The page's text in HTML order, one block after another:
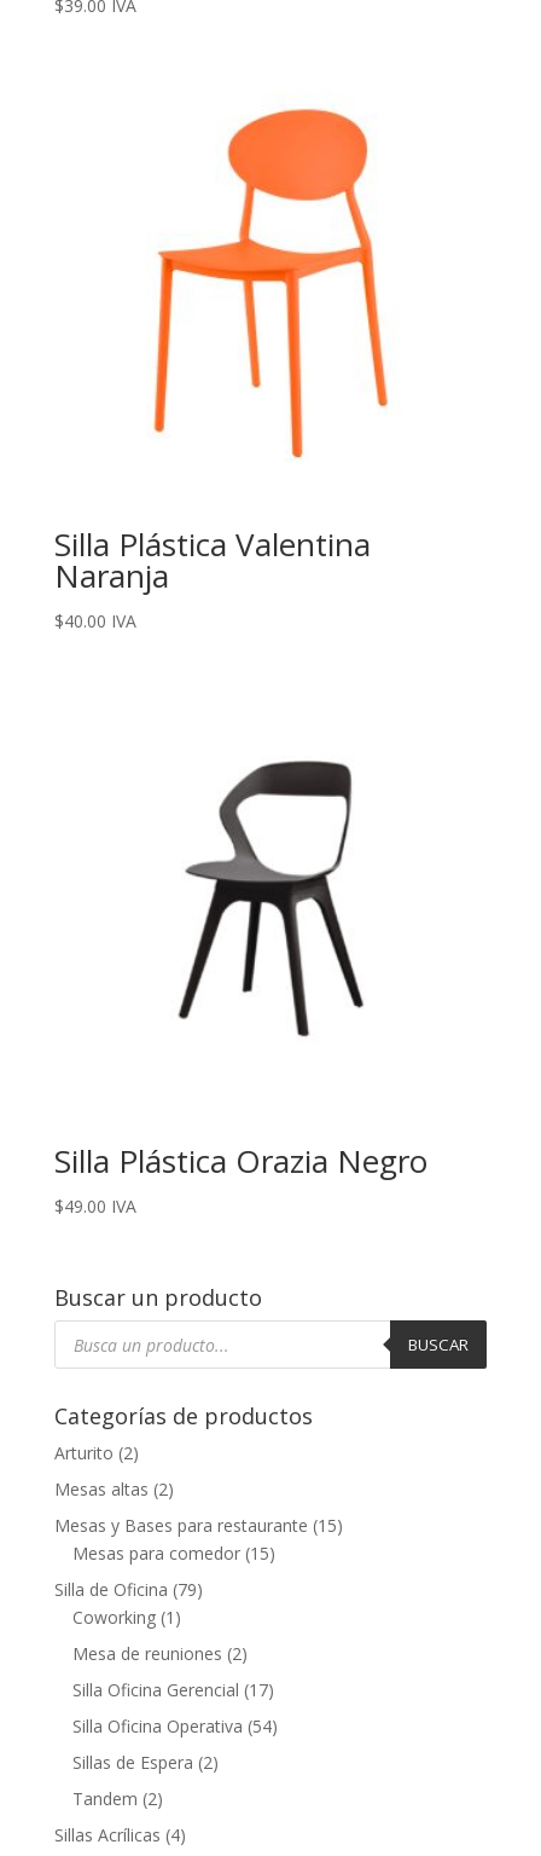
$39.00 IVA
Silla Plástica Valentina
Naranja
$40.00 IVA
Silla Plástica Orazia Negro
$49.00 IVA
Buscar un producto
Búsqueda
productos
BUSCAR
Categorías de productos
Arturito (2)
Mesas altas (2)
Mesas y Bases para restaurante (15)
Mesas para comedor (15)
Silla de Oficina (79)
Coworking (1)
Mesa de reuniones (2)
Silla Oficina Gerencial (17)
Silla Oficina Operativa (54)
Sillas de Espera (2)
Tandem (2)
Sillas Acrílicas (4)